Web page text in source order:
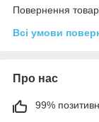
Повернення
Всі умови
Про нас
99%